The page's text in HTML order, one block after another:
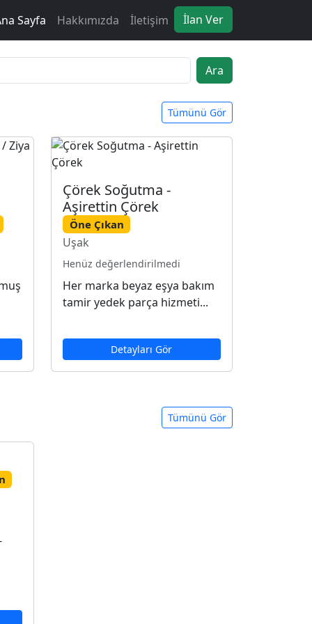
Sayfa Hakkımızda İletişim İlan Ver
Ara
Tümünü Gör
Çörek Soğutma -
Aşirettin Çörek
Öne Çıkan
Uşak
Henüz değerlendirilmedi
Her marka beyaz eşya bakım
tamir yedek parça hizmeti...
Detayları Gör
Tümünü Gör